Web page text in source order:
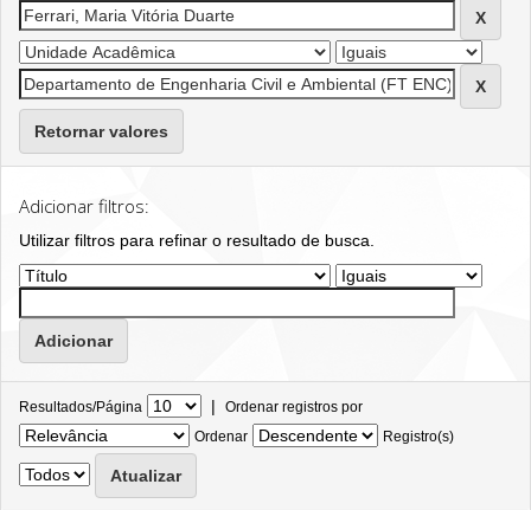
Retornar valores
Adicionar filtros:
Utilizar filtros para refinar o resultado de busca.
Resultados/Página | Ordenar registros por
Ordenar
Registro(s)